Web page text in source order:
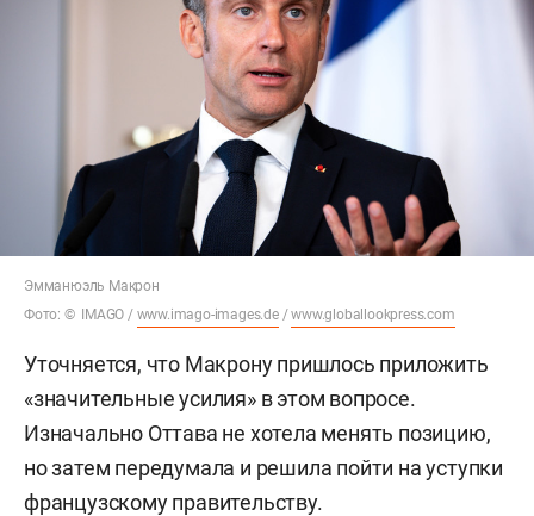
Эмманюэль Макрон
Фото: © IMAGO / www.imago-images.de/www.globallookpress.com
Уточняется, что Макрону пришлось приложить
«значительные усилия» в этом вопросе.
Изначально Оттава не хотела менять позицию,
но затем передумала и решила пойти на уступки
французскому правительству.